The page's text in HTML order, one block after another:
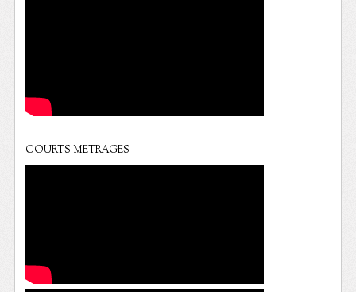
COURTS METRAGES